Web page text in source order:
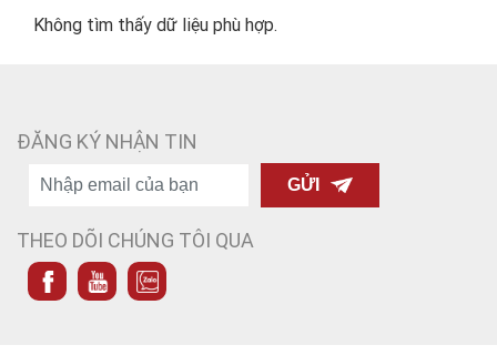
Không tìm thấy dữ liệu phù hợp.
ĐĂNG KÝ NHẬN TIN
GỬI
THEO DÕI CHÚNG TÔI QUA